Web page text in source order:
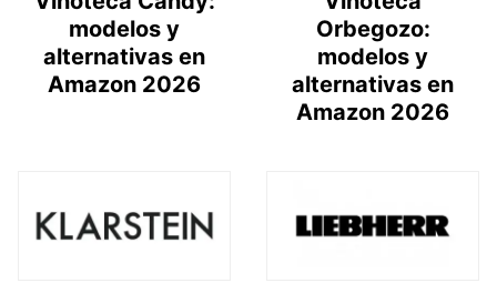
modelos y
alternativas en
Amazon 2026
Orbegozo:
modelos y
alternativas en
Amazon 2026